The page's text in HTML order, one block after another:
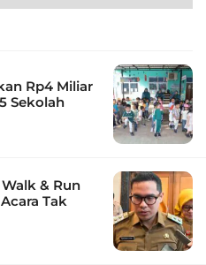
Rp4 Miliar
Sekolah
& Run
Tak